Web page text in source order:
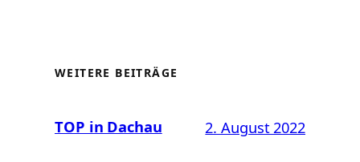
WEITERE BEITRÄGE
TOP in Dachau 2. August 2022